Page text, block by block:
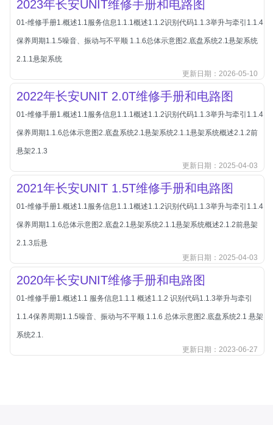
奔腾
奔腾
奔驰
宝沃
宝骏
宝骏
宾利
本田
本田-广州本田
本田-海外本田
标致
标致
标致-进口
2023年长安UNIT维修手册和电路图
01-维修手册1.概述1.1服务信息1.1.1概述1.1.2识别代码1.1.3举升与牵引1.1.4
保养周期1.1.5噪音、振动与不平顺 1.1.6总体示意图2.底盘系统2.1悬架系统
2.1.1悬架系统
更新日期：2026-05-10
2022年长安UNIT 2.0T维修手册和电路图
01-维修手册1.概述1.1服务信息1.1.1概述1.1.2识别代码1.1.3举升与牵引1.1.4
保养周期1.1.6总体示意图2.底盘系统2.1悬架系统2.1.1悬架系统概述2.1.2前
悬架2.1.3
更新日期：2025-04-03
2021年长安UNIT 1.5T维修手册和电路图
01-维修手册1.概述1.1服务信息1.1.1概述1.1.2识别代码1.1.3举升与牵引1.1.4
保养周期1.1.6总体示意图2.底盘2.1悬架系统2.1.1悬架系统概述2.1.2前悬架
2.1.3后悬
更新日期：2025-04-03
2020年长安UNIT维修手册和电路图
01-维修手册1.概述1.1 服务信息1.1.1 概述1.1.2 识别代码1.1.3举升与牵引
1.1.4保养周期1.1.5噪音、振动与不平顺 1.1.6 总体示意图2.底盘系统2.1 悬架
系统2.1.
更新日期：2023-06-27